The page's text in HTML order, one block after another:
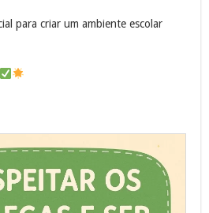
para criar um ambiente escolar